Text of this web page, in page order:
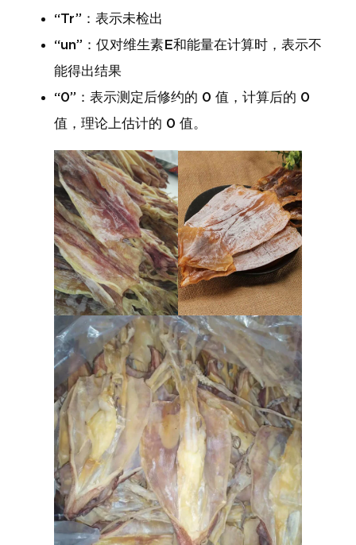
“Tr”：表示未检出
“un”：仅对维生素E和能量在计算时，表示不
能得出结果
“0”：表示测定后修约的 0 值，计算后的 0
值，理论上估计的 0 值。